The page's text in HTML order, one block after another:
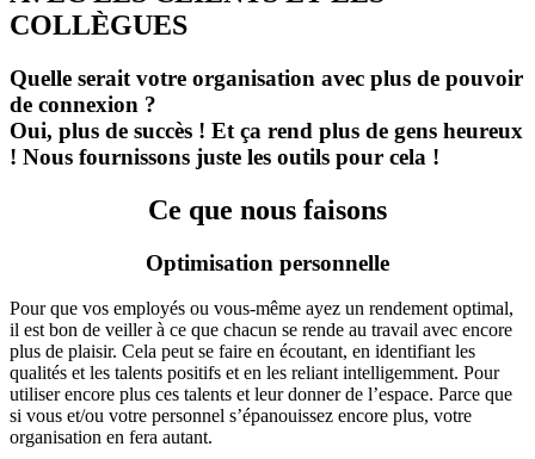
COLLÈGUES
Quelle serait votre organisation avec plus de pouvoir
de connexion ?
Oui, plus de succès ! Et ça rend plus de gens heureux
! Nous fournissons juste les outils pour cela !
Ce que nous faisons
Optimisation personnelle
Pour que vos employés ou vous-même ayez un rendement optimal,
il est bon de veiller à ce que chacun se rende au travail avec encore
plus de plaisir. Cela peut se faire en écoutant, en identifiant les
qualités et les talents positifs et en les reliant intelligemment. Pour
utiliser encore plus ces talents et leur donner de l’espace. Parce que
si vous et/ou votre personnel s’épanouissez encore plus, votre
organisation en fera autant.